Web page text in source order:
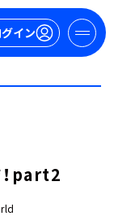
イン
part2